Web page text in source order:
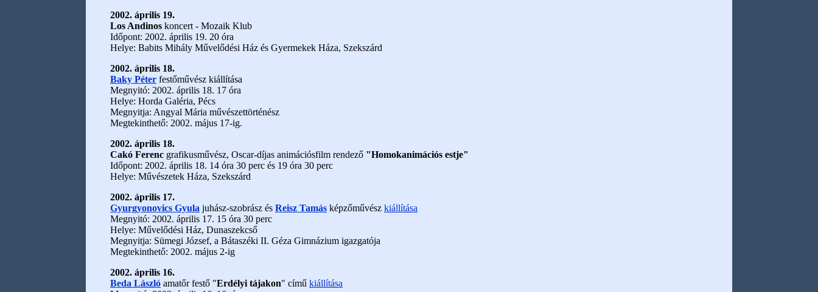
2002. április 19.
Los Andinos koncert - Mozaik Klub
Időpont: 2002. április 19. 20 óra
Helye: Babits Mihály Művelődési Ház és Gyermekek Háza, Szekszárd
2002. április 18.
Baky Péter festőművész kiállítása
Megnyitó: 2002. április 18. 17 óra
Helye: Horda Galéria, Pécs
Megnyitja: Angyal Mária művészettörténész
Megtekinthető: 2002. május 17-ig.
2002. április 18.
Cakó Ferenc grafikusművész, Oscar-díjas animációsfilm rendező "Homokanimációs estje"
Időpont: 2002. április 18. 14 óra 30 perc és 19 óra 30 perc
Helye: Művészetek Háza, Szekszárd
2002. április 17.
Gyurgyonovics Gyula juhász-szobrász és Reisz Tamás képzőművész kiállítása
Megnyitó: 2002. április 17. 15 óra 30 perc
Helye: Művelődési Ház, Dunaszekcső
Megnyitja: Sümegi József, a Bátaszéki II. Géza Gimnázium igazgatója
Megtekinthető: 2002. május 2-ig
2002. április 16.
Beda László amatőr festő "Erdélyi tájakon" című kiállítása